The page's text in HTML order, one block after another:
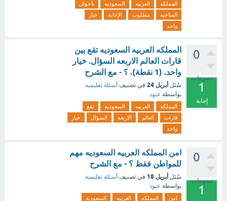
المملكه
العربيه السعوديه
باحوال
المناخيه
مطلوب الإجابة
خيار
واحد
0
تصويتات
1
إجابة
المملكه العربيه السعوديه تقع بين
قارات العالم الاربعه السؤال. خيار
واحد. (1 نقطة). ؟ - مع الشرح
سُئل أبريل 24 في تصنيف أسئلة تعليمية
بواسطة عبود
المملكه العربيه السعوديه
تقع
قارات
العالم الاربعه السؤال
خيار
واحد
0
تصويتات
1
امن المملكه العربيه السعوديه مهم
للمواطن فقط ؟ - مع الشرح
سُئل أبريل 18 في تصنيف أسئلة تعليمية
بواسطة عبود
امن المملكه العربيه السعوديه